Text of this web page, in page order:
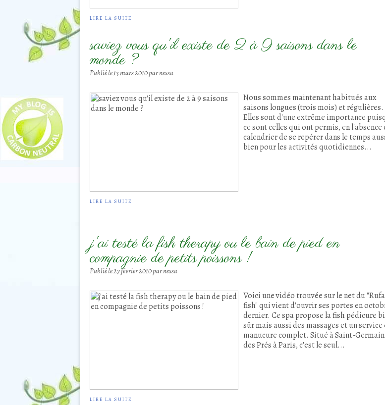
LIRE LA SUITE
saviez vous qu'il existe de 2 à 9 saisons dans le
monde ?
Publié le13 mars 2010par nessa
Nous sommes maintenant habitués aux
saisons longues (trois mois) et régulières.
Elles sont d'une extrême importance
ce sont celles qui ont permis, en l'absence
calendrier de se repérer dans le temps
bien pour les activités quotidiennes...
LIRE LA SUITE
j'ai testé la fish therapy ou le bain de pied en
compagnie de petits poissons !
Publié le27 février 2010par nessa
Voici une vidéo trouvée sur le net du "Rufa
fish" qui vient d'ouvrir ses portes en
dernier. Ce spa propose la fish pédicure
sûr mais aussi des massages et un service
manucure complet. Situé à Saint-Germain
des Prés à Paris, c'est le seul...
LIRE LA SUITE